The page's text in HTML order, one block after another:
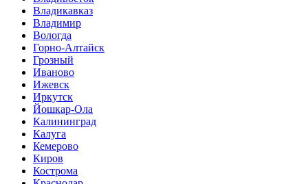
Владикавказ
Владимир
Вологда
Горно-Алтайск
Грозный
Иваново
Ижевск
Иркутск
Йошкар-Ола
Калининград
Калуга
Кемерово
Киров
Кострома